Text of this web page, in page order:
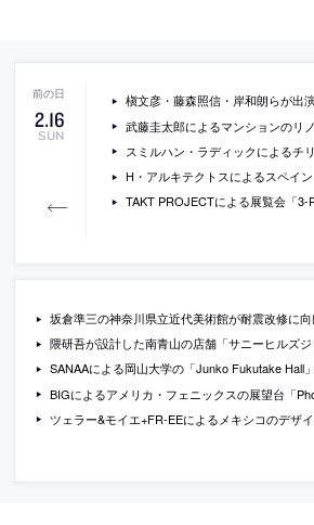
2.16
SUN
槇文彦・藤森照信・岸和朗らが出演する「土浦邸フ
武藤圭太郎によるマンションのリノベーシ
スミルハン・ラディックによるチリ・サンティアゴ
H・アルキテクトスによるスペイン・バルセロ
TAKT PROJECTによる展覧会「3-PRING PRODUCT（サンプリ
坂倉準三の神奈川県立近代美術館が耐震改修に
隈研吾が設計した南青山の店舗「サニーヒルズジャパン」の
SANAAによる岡山大学の「Junko Fukutake Hall」の新
BIGによるアメリカ・フェニックスの展望台「Phoenix Observation Tower
ツェラー&モイエ+FR-EEによるメキシコのデザイン施設「